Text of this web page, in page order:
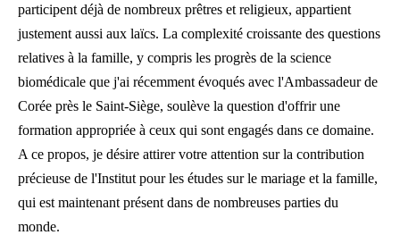
participent déjà de nombreux prêtres et religieux, appartient
justement aussi aux laïcs. La complexité croissante des questions
relatives à la famille, y compris les progrès de la science
biomédicale que j'ai récemment évoqués avec l'Ambassadeur de
Corée près le Saint-Siège, soulève la question d'offrir une
formation appropriée à ceux qui sont engagés dans ce domaine.
A ce propos, je désire attirer votre attention sur la contribution
précieuse de l'Institut pour les études sur le mariage et la famille,
qui est maintenant présent dans de nombreuses parties du
monde.